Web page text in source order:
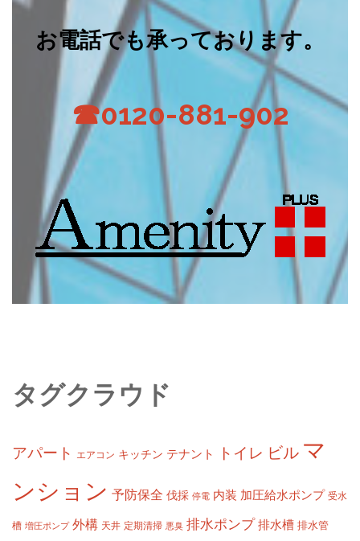
お電話でも承っております。
☎0120-881-902
タグクラウド
アパート エアコン キッチン テナント トイレ ビル マ
ンション 予防保全 伐採 停電 内装 加圧給水ポンプ 受水
槽 増圧ポンプ 外構 天井 定期清掃 悪臭 排水ポンプ 排水槽 排水管